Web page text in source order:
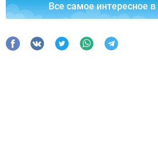
Все самое интересное в